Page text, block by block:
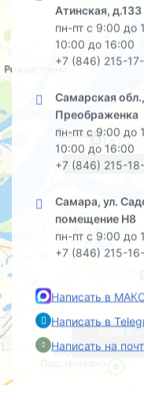
Атинская, д.133
пн-пт с 9:00 до
10:00 до 16:00
+7 (846) 215-
Самарская
Преображенка
пн-пт с 9:00 до
10:00 до 16:00
+7 (846) 215-
Самара, ул.
помещение Н8
пн-пт с 9:00 до
+7 (846) 215-
Написать в МАКС
Написать в
Написать на
офис на
база в